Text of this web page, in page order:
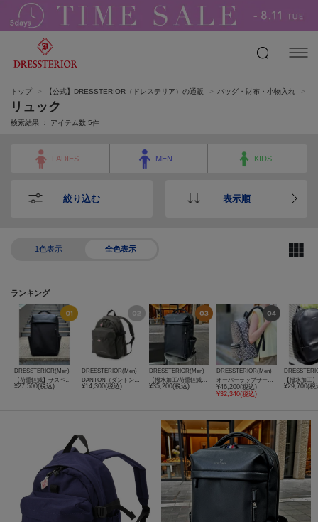
トップ 【公式】DRESSTERIOR（ドレステリア）の通販 バッグ・財布・小物入れ
リュック
検索結果 ： アイテム数 5件
LADIES MEN KIDS
絞り込む 表示順
1色表示 全色表示
ランキング
DRESSTERIOR(Men)
¥27,500(税込)
DRESSTERIOR(Men)
¥14,300(税込)
DRESSTERIOR(Men)
¥35,200(税込)
DRESSTERIOR(Men)
¥46,200(税込)
¥32,340(税込)
¥29,700(税